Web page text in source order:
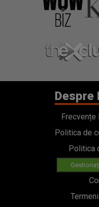
Despre
Frecvențe
Politica de
Politica